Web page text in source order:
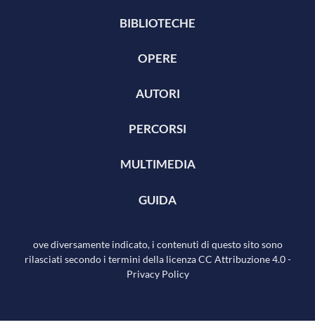
BIBLIOTECHE
OPERE
AUTORI
PERCORSI
MULTIMEDIA
GUIDA
ove diversamente indicato, i contenuti di questo sito sono
rilasciati secondo i termini della licenza CC Attribuzione 4.0-
Privacy Policy